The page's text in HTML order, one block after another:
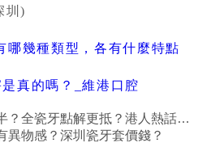
圳)
哪幾種類型，各有什麼特點
真的嗎？_維港口腔
全瓷牙點解更抵？港人熱話解構！
異物感？深圳瓷牙套價錢？